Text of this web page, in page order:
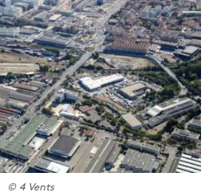
© 4 Vents